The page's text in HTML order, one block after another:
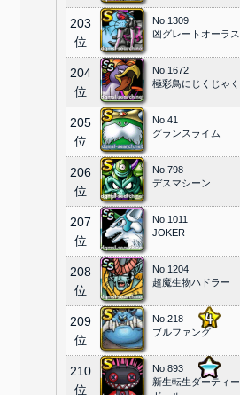
203
位
No.1309
凶グレートオーラス
204
位
No.1672
極彩鳥にじくじゃく
205
位
No.41
グランスライム
206
位
No.798
デスマシーン
207
位
No.1011
JOKER
208
位
No.1204
超魔生物ハドラー
209
位
No.218
ブルファング
210
位
No.893
新生転生ダーティー